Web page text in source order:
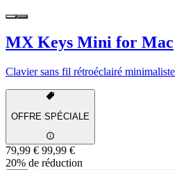
MX Keys Mini for Mac
Clavier sans fil rétroéclairé minimaliste
OFFRE SPÉCIALE
79,99 € 99,99 €
20% de réduction